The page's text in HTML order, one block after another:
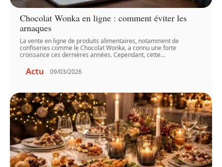
Chocolat Wonka en ligne : comment éviter les
arnaques
La vente en ligne de produits alimentaires, notamment de
confiseries comme le Chocolat Wonka, a connu une forte
croissance ces dernières années. Cependant, cette…
Actu 09/03/2026